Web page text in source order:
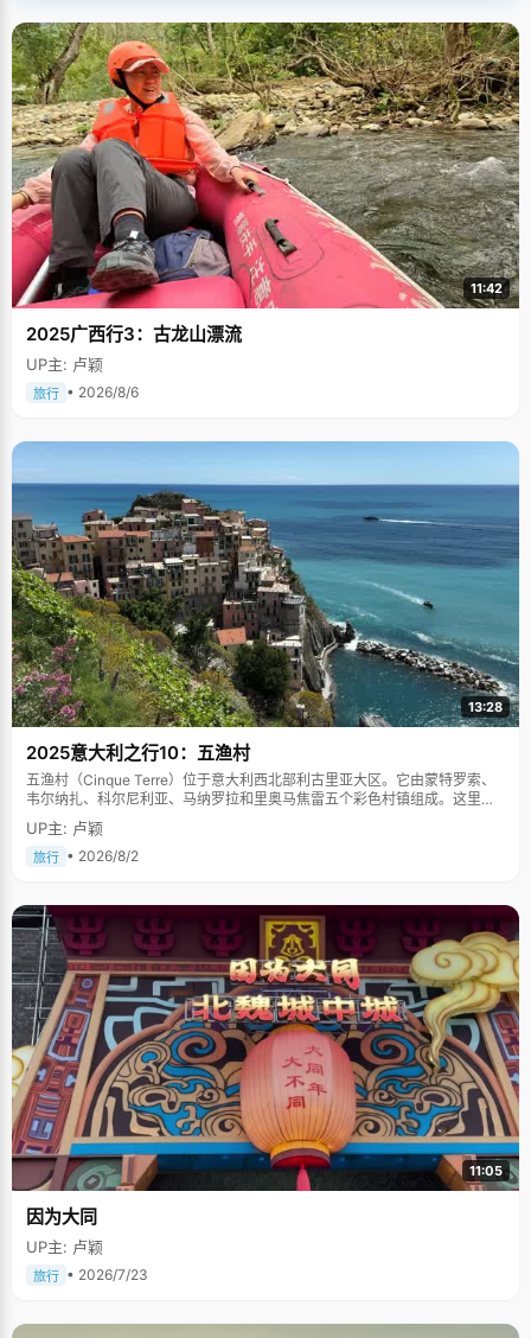
11:42
2025广西行3：古龙山漂流
UP主: 卢颖
旅行 • 2026/8/6
13:28
2025意大利之行10：五渔村
五渔村（Cinque Terre）位于意大利西北部利古里亚大区。它由蒙特罗索、
韦尔纳扎、科尔尼利亚、马纳罗拉和里奥马焦雷五个彩色村镇组成。这里依
山傍海，房屋色彩斑斓，1997年被列为世界文化遗产。
UP主: 卢颖
旅行 • 2026/8/2
11:05
因为大同
UP主: 卢颖
旅行 • 2026/7/23